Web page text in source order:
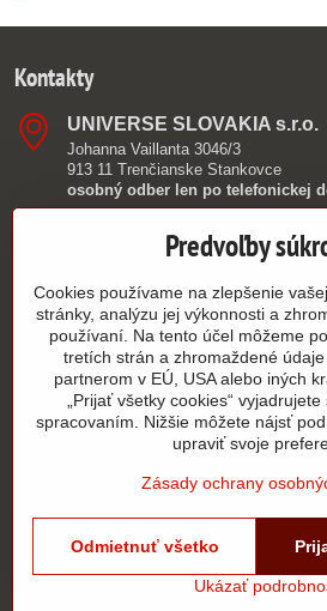
Kontakty
UNIVERSE SLOVAKIA s​.r​.o​.
Johanna Vaillanta 3046/3
913 11 Trenčianske Stankovce
osobný odber len po telefonickej
0949 390 362
info​@authorshop​.sk
9:00 - 15:00
PO - PIA
Všetko k nákupu
©2026
Predvoľby súkromiaZásady
Stav
Vytvorené pomocou:
Predvoľby
Cookies používame na zlepšenie
stránky, analýzu jej výkonnosti a
používaní. Na tento účel môžeme
tretích strán a zhromaždené
partnerom v EÚ, USA alebo iných
„Prijať všetky cookies“
spracovaním. Nižšie môžete nájsť
upraviť svoje
Zásady ochrany
Ukázať
Odmietnuť všetko